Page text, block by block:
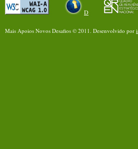
D
Mais Apoios Novos Desafios © 2011. Desenvolvido por